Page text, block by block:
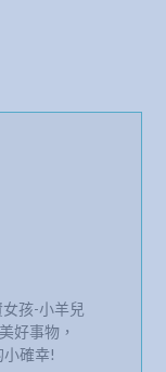
孩-小羊兒
好事物，
確幸!